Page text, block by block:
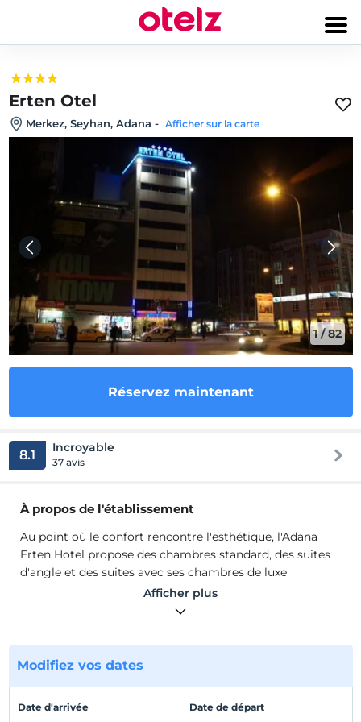
Erten Otel
Merkez, Seyhan, Adana - Afficher sur la carte
1/82
Réservez maintenant
8.1 Incroyable
37 avis
À propos de l'établissement
Au point où le confort rencontre l'esthétique, l'Adana
Erten Hotel propose des chambres standard, des suites
d'angle et des suites avec ses chambres de luxe
parfaitement conçues.
Au point où le confort rencontre l'esthétique, l'Adana
d'angle et des suites avec ses chambres de luxe
parfaitement conçues. Dans nos chambres, TV LCD 70
le souhaitez, port de données et connexion Internet sans
Afficher plus
Modifiez vos dates
Date d'arrivée Date de départ